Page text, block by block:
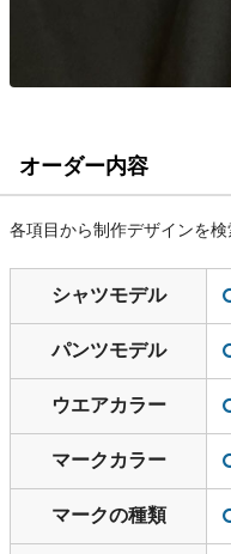
オーダー内容
各項目から制作デザインを検
シャツモデル
パンツモデル
ウエアカラー
マークカラー
マークの種類